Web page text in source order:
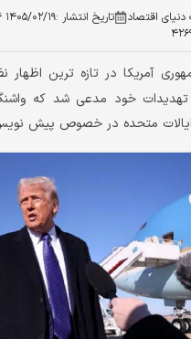
دنیای اقتصاد تاریخ انتشار :۱۴۰۵/۰۲/۱۹ ۰۶:۲۶
آمریکا در تازه ترین اظهار
تهدیدات خود مدعی شد که
ایالات متحده در خصوص پیش